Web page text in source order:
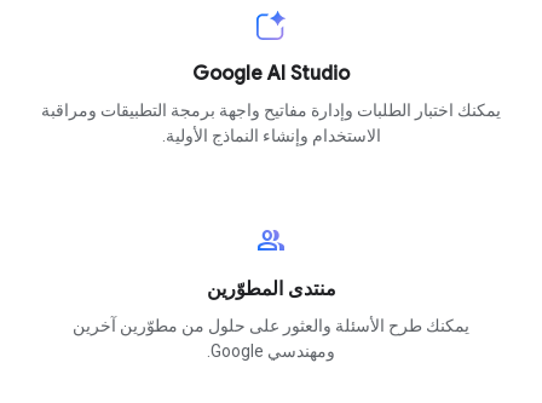
Google AI Studio
يمكنك اختبار الطلبات وإدارة مفاتيح واجهة برمجة التطبيقات ومراقبة
الاستخدام وإنشاء النماذج الأولية.
group
منتدى المطوّرين
يمكنك طرح الأسئلة والعثور على حلول من مطوّرين آخرين
ومهندسي Google.